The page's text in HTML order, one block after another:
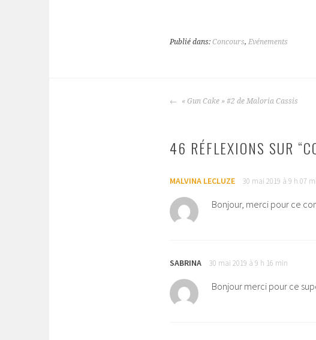
Publié dans: Concours, Evénements
ARTICLES
« Gun Cake » #2 de Maloria Cassis
46 RÉFLEXIONS SUR “
MALVINA LECLUZE 30 mai 2019 à 9 h 07
Bonjour, merci pour ce
SABRINA 30 mai 2019 à 9 h 16 min
Bonjour merci pour ce